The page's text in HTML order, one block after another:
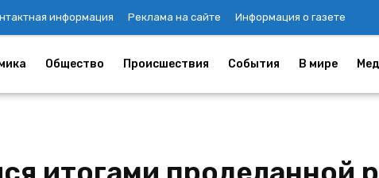
информация Реклама на сайте Информация о газете
Общество Происшествия События В мире